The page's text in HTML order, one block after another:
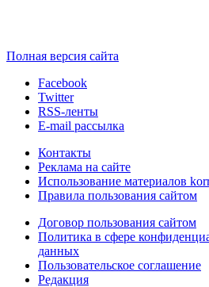
Полная версия сайта
Facebook
Twitter
RSS-ленты
E-mail рассылка
Контакты
Реклама на сайте
Использование материалов
Правила пользования сайтом
Договор пользования сайтом
Политика в сфере
данных
Пользовательское соглашение
Редакция